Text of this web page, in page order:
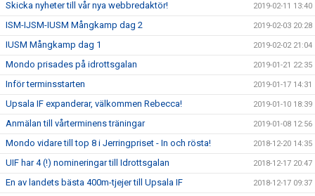
Skicka nyheter till vår nya webbredaktör! 2019-02-11 13:40
ISM-IJSM-IUSM Mångkamp dag 2 2019-02-03 20:28
IUSM Mångkamp dag 1 2019-02-02 21:04
Mondo prisades på idrottsgalan 2019-01-21 22:35
Inför terminsstarten 2019-01-17 14:31
Upsala IF expanderar, välkommen Rebecca! 2019-01-10 18:39
Anmälan till vårterminens träningar 2019-01-08 12:56
Mondo vidare till top 8 i Jerringpriset - In och rösta! 2018-12-20 14:35
UIF har 4 (!) nomineringar till Idrottsgalan 2018-12-17 20:47
En av landets bästa 400m-tjejer till Upsala IF 2018-12-17 09:37